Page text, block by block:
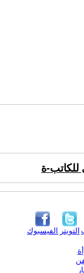
للكاتب-ة
الفيسبوك التويتر